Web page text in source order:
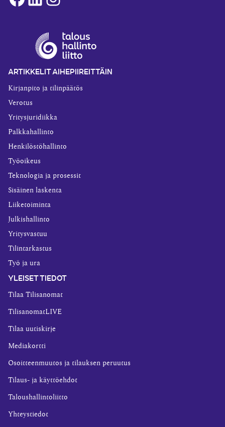
ARTIKKELIT AIHEPIIREITTÄIN
Kirjanpito ja tilinpäätös
Verotus
Yritysjuridiikka
Palkkahallinto
Henkilöstöhallinto
Työoikeus
Teknologia ja prosessit
Sisäinen laskenta
Liiketoiminta
Julkishallinto
Yritysvastuu
Tilintarkastus
Työ ja ura
YLEISET TIEDOT
Tilaa Tilisanomat
TilisanomatLIVE
Tilaa uutiskirje
Mediakortti
Osoitteenmuutos ja tilauksen peruutus
Tilaus- ja käyttöehdot
Taloushallintoliitto
Yhteystiedot